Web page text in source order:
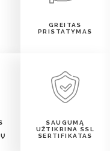
GREITAS
PRISTATYMAS
SAUGUMĄ
UŽTIKRINA SSL
SERTIFIKATAS